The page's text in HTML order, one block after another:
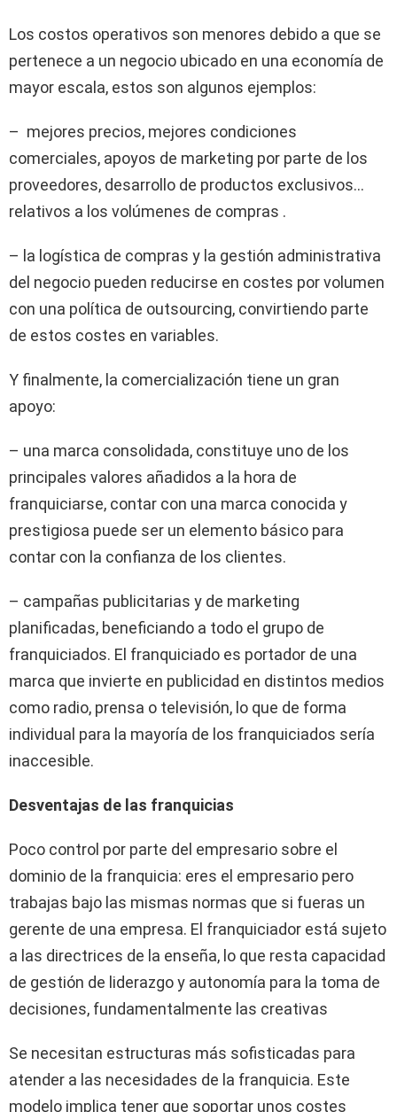
Los costos operativos son menores debido a que se
pertenece a un negocio ubicado en una economía de
mayor escala, estos son algunos ejemplos:
– mejores precios, mejores condiciones
comerciales, apoyos de marketing por parte de los
proveedores, desarrollo de productos exclusivos…
relativos a los volúmenes de compras .
– la logística de compras y la gestión administrativa
del negocio pueden reducirse en costes por volumen
con una política de outsourcing, convirtiendo parte
de estos costes en variables.
Y finalmente, la comercialización tiene un gran
apoyo:
– una marca consolidada, constituye uno de los
principales valores añadidos a la hora de
franquiciarse, contar con una marca conocida y
prestigiosa puede ser un elemento básico para
contar con la confianza de los clientes.
– campañas publicitarias y de marketing
planificadas, beneficiando a todo el grupo de
franquiciados. El franquiciado es portador de una
marca que invierte en publicidad en distintos medios
como radio, prensa o televisión, lo que de forma
individual para la mayoría de los franquiciados sería
inaccesible.
Desventajas de las franquicias
Poco control por parte del empresario sobre el
dominio de la franquicia: eres el empresario pero
trabajas bajo las mismas normas que si fueras un
gerente de una empresa. El franquiciador está sujeto
a las directrices de la enseña, lo que resta capacidad
de gestión de liderazgo y autonomía para la toma de
decisiones, fundamentalmente las creativas
Se necesitan estructuras más sofisticadas para
atender a las necesidades de la franquicia. Este
modelo implica tener que soportar unos costes